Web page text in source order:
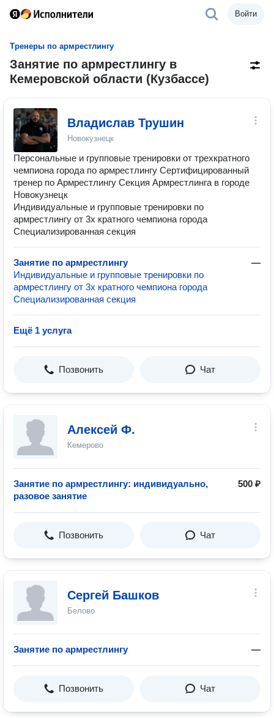
Войти
Тренеры по армрестлингу
Занятие по армрестлингу в
Кемеровской области (Кузбассе)
Владислав Трушин
Новокузнецк
Персональные и групповые тренировки от трехкратного
чемпиона города по армрестлингу Сертифицированный
тренер по Армрестлингу Секция Армрестлинга в городе
Новокузнецк
Индивидуальные и групповые тренировки по
армрестлингу от 3х кратного чемпиона города
Специализированная секция
Занятие по армрестлингу
—
Индивидуальные и групповые тренировки по
армрестлингу от 3х кратного чемпиона города
Специализированная секция
Ещё 1 услуга
Позвонить Чат
Алексей Ф.
Кемерово
Занятие по армрестлингу: индивидуально,
разовое занятие
500 ₽
Позвонить Чат
Сергей Башков
Белово
Занятие по армрестлингу —
Позвонить Чат